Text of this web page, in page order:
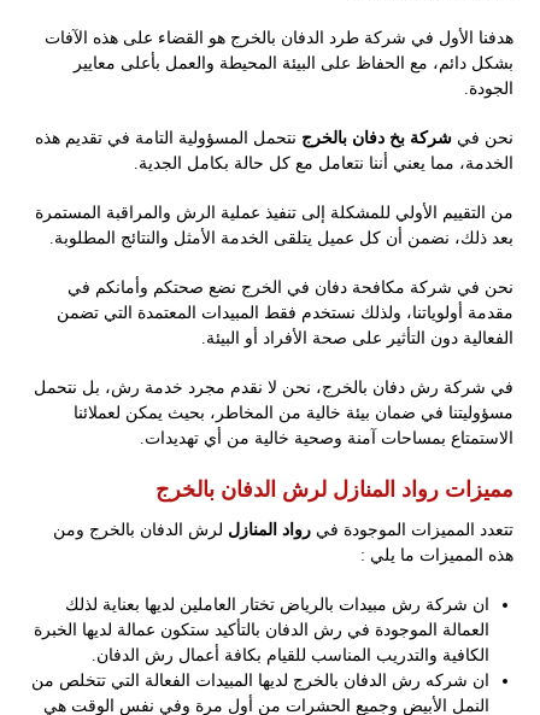
هدفنا الأول في شركة طرد الدفان بالخرج هو القضاء على هذه الآفات
بشكل دائم، مع الحفاظ على البيئة المحيطة والعمل بأعلى معايير
الجودة.
نحن فيشركة بخ دفان بالخرج نتحمل المسؤولية التامة في تقديم هذه
الخدمة، مما يعني أننا نتعامل مع كل حالة بكامل الجدية.
من التقييم الأولي للمشكلة إلى تنفيذ عملية الرش والمراقبة المستمرة
بعد ذلك، نضمن أن كل عميل يتلقى الخدمة الأمثل والنتائج المطلوبة.
نحن في شركة مكافحة دفان في الخرج نضع صحتكم وأمانكم في
مقدمة أولوياتنا، ولذلك نستخدم فقط المبيدات المعتمدة التي تضمن
الفعالية دون التأثير على صحة الأفراد أو البيئة.
في شركة رش دفان بالخرج، نحن لا نقدم مجرد خدمة رش، بل نتحمل
مسؤوليتنا في ضمان بيئة خالية من المخاطر، بحيث يمكن لعملائنا
الاستمتاع بمساحات آمنة وصحية خالية من أي تهديدات.
مميزات رواد المنازل لرش الدفان بالخرج
تتعدد المميزات الموجودة فيرواد المنازل لرش الدفان بالخرج ومن
هذه المميزات ما يلي :
ان شركة رش مبيدات بالرياض تختار العاملين لديها بعناية لذلك
العمالة الموجودة في رش الدفان بالتأكيد ستكون عمالة لديها الخبرة
الكافية والتدريب المناسب للقيام بكافة أعمال رش الدفان.
ان شركه رش الدفان بالخرج لديها المبيدات الفعالة التي تتخلص من
النمل الأبيض وجميع الحشرات من أول مرة وفي نفس الوقت هي